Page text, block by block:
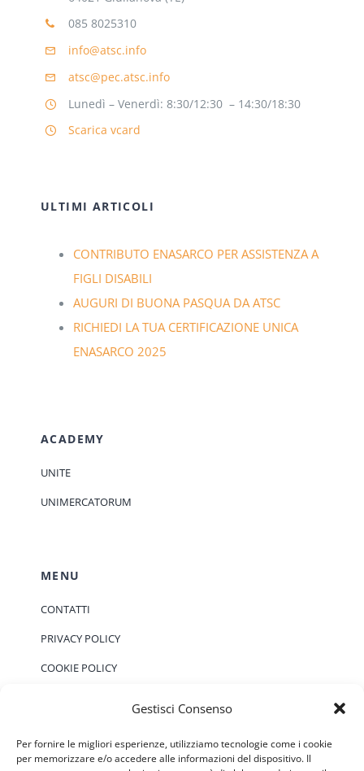
Gestisci Consenso
Per fornire le migliori esperienze, utilizziamo tecnologie come i cookie
per memorizzare e/o accedere alle informazioni del dispositivo. Il
085 8025310
info@atsc.info
atsc@pec.atsc.info
Lunedì – Venerdì: 8:30/12:30 – 14:30/18:30
Scarica vcard
ULTIMI ARTICOLI
CONTRIBUTO ENASARCO PER ASSISTENZA A
FIGLI DISABILI
AUGURI DI BUONA PASQUA DA ATSC
RICHIEDI LA TUA CERTIFICAZIONE UNICA
ENASARCO 2025
ACADEMY
UNITE
UNIMERCATORUM
MENU
CONTATTI
PRIVACY POLICY
COOKIE POLICY
EVENTI